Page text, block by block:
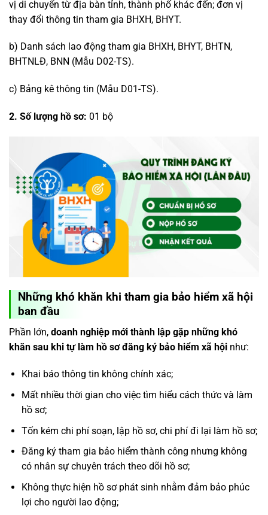
vị di chuyển từ địa bàn tỉnh, thành phố khác đến; đơn vị
thay đổi thông tin tham gia BHXH, BHYT.
b) Danh sách lao động tham gia BHXH, BHYT, BHTN,
BHTNLĐ, BNN (Mẫu D02-TS).
c) Bảng kê thông tin (Mẫu D01-TS).
2. Số lượng hồ sơ: 01 bộ
Những khó khăn khi tham gia bảo hiểm xã hội
ban đầu
Phần lớn, doanh nghiệp mới thành lập gặp những khó
khăn sau khi tự làm hồ sơ đăng ký bảo hiểm xã hội như:
Khai báo thông tin không chính xác;
Mất nhiều thời gian cho việc tìm hiểu cách thức và làm
hồ sơ;
Tốn kém chi phí soạn, lập hồ sơ, chi phí đi lại làm hồ sơ;
Đăng ký tham gia bảo hiểm thành công nhưng không
có nhân sự chuyên trách theo dõi hồ sơ;
Không thực hiện hồ sơ phát sinh nhằm đảm bảo phúc
lợi cho người lao động;